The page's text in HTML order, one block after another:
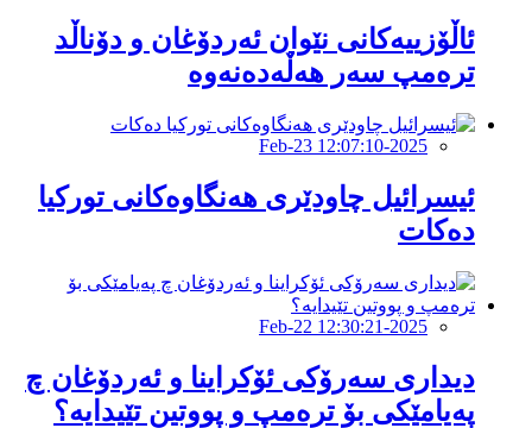
ئاڵۆزییەكانی نێوان ئەردۆغان و دۆناڵد
ترەمپ سەر هەڵەدەنەوە
2025-Feb-23 12:07:10
ئیسرائیل چاودێری هەنگاوەكانی توركیا
دەكات
2025-Feb-22 12:30:21
دیداری سەرۆكی ئۆكراینا و ئەردۆغان چ
پەیامێكی بۆ ترەمپ و پووتین تێیدایە؟